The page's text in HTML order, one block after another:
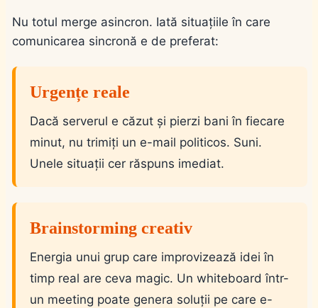
Nu totul merge asincron. Iată situațiile în care
comunicarea sincronă e de preferat:
Urgențe reale
Dacă serverul e căzut și pierzi bani în fiecare
minut, nu trimiți un e-mail politicos. Suni.
Unele situații cer răspuns imediat.
Brainstorming creativ
Energia unui grup care improvizează idei în
timp real are ceva magic. Un whiteboard într-
un meeting poate genera soluții pe care e-